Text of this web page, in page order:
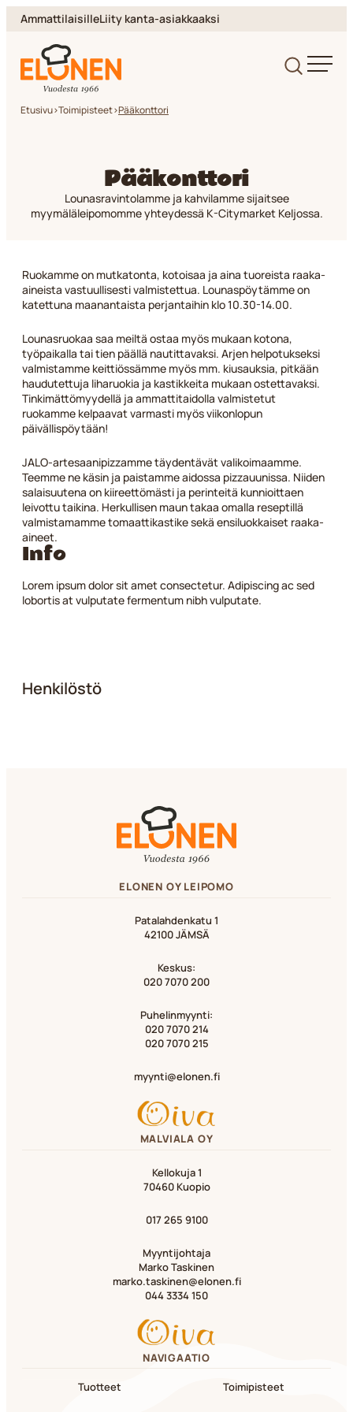
Siirry
sisältöön
AmmattilaisilleLiity kanta-asiakkaaksi
Elonen
Etusivu>Toimipisteet>Pääkonttori
Pääkonttori
Lounasravintolamme ja kahvilamme sijaitsee
myymäläleipomomme yhteydessä K-Citymarket Keljossa.
Ruokamme on mutkatonta, kotoisaa ja aina tuoreista raaka-
aineista vastuullisesti valmistettua. Lounaspöytämme on
katettuna maanantaista perjantaihin klo 10.30-14.00.
Lounasruokaa saa meiltä ostaa myös mukaan kotona,
työpaikalla tai tien päällä nautittavaksi. Arjen helpotukseksi
valmistamme keittiössämme myös mm. kiusauksia, pitkään
haudutettuja liharuokia ja kastikkeita mukaan ostettavaksi.
Tinkimättömyydellä ja ammattitaidolla valmistetut
ruokamme kelpaavat varmasti myös viikonlopun
päivällispöytään!
JALO-artesaanipizzamme täydentävät valikoimaamme.
Teemme ne käsin ja paistamme aidossa pizzauunissa. Niiden
salaisuutena on kiireettömästi ja perinteitä kunnioittaen
leivottu taikina. Herkullisen maun takaa omalla reseptillä
valmistamamme tomaattikastike sekä ensiluokkaiset raaka-
aineet.
Info
Lorem ipsum dolor sit amet consectetur. Adipiscing ac sed
lobortis at vulputate fermentum nibh vulputate.
Henkilöstö
ELONEN OY LEIPOMO
Patalahdenkatu 1
42100 JÄMSÄ
Keskus:
020 7070 200
Puhelinmyynti:
020 7070 214
020 7070 215
myynti@elonen.fi
MALVIALA OY
Kellokuja 1
70460 Kuopio
017 265 9100
Myyntijohtaja
Marko Taskinen
marko.taskinen@elonen.fi
044 3334 150
NAVIGAATIO
Tuotteet Toimipisteet